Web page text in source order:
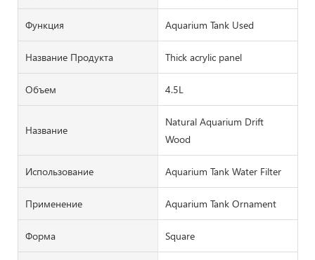
Функция Aquarium Tank Used
Название Продукта Thick acrylic panel
Объем 4.5L
Название
Natural Aquarium Drift
Wood
Использование Aquarium Tank Water Filter
Применение Aquarium Tank Ornament
Форма Square